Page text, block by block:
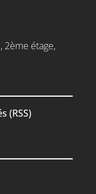
2ème étage,
(RSS)